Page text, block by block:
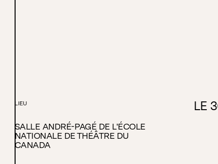
LIEU
SALLE ANDRÉ-PAGÉ DE L'ÉCOLE
NATIONALE DE THÉÂTRE DU
CANADA
LE